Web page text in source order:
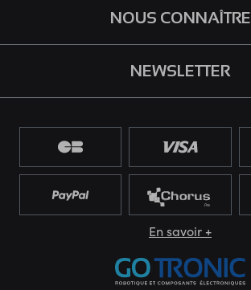
NOUS CONNAÎTRE
NEWSLETTER
En savoir +